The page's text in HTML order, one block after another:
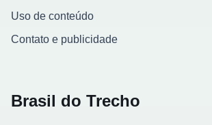
Uso de conteúdo
Contato e publicidade
Brasil do Trecho